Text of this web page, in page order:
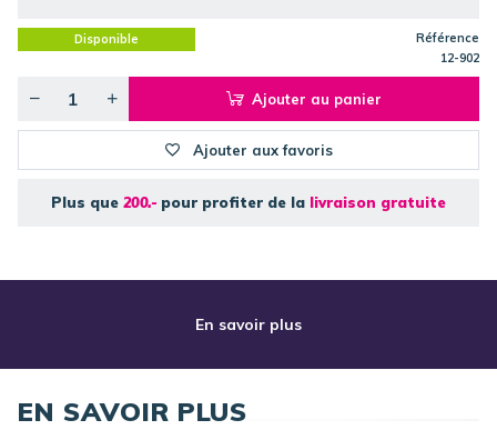
Disponible
Référence
12-902
Ajouter au panier
Ajouter aux favoris
Plus que 200.- pour profiter de la livraison gratuite
En savoir plus
EN SAVOIR PLUS